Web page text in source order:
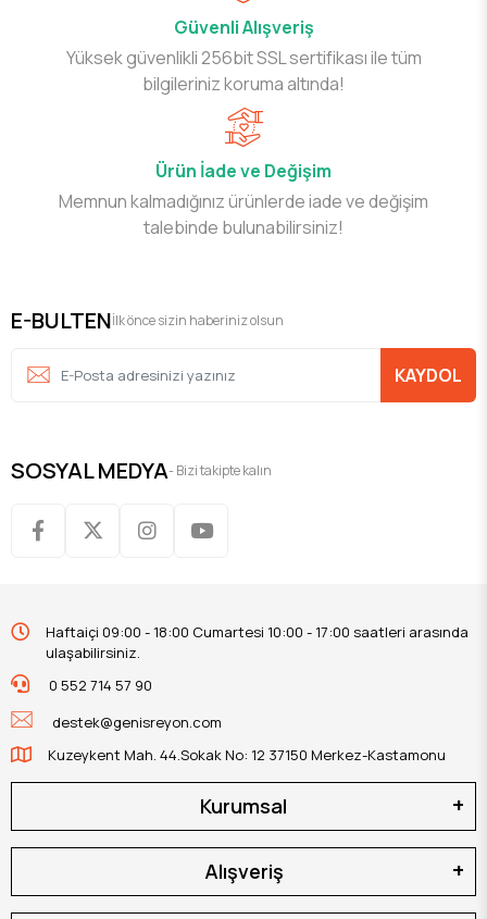
Güvenli Alışveriş
Yüksek güvenlikli 256bit SSL sertifikası ile tüm
bilgileriniz koruma altında!
Ürün İade ve Değişim
Memnun kalmadığınız ürünlerde iade ve değişim
talebinde bulunabilirsiniz!
E-BULTENİlk önce sizin haberiniz olsun
KAYDOL
SOSYAL MEDYA- Bizi takipte kalın
Haftaiçi 09:00 - 18:00 Cumartesi 10:00 - 17:00 saatleri arasında
ulaşabilirsiniz.
0 552 714 57 90
destek@genisreyon.com
Kuzeykent Mah. 44.Sokak No: 12 37150 Merkez-Kastamonu
Kurumsal
Alışveriş